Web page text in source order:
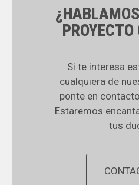
Si te interesa
cualquiera de
ponte en
Estaremos
tus